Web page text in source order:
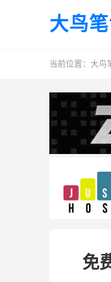
大鸟
当前位置： 大鸟
免